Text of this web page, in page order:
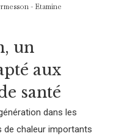
un
aux
santé
dans les
de chaleur importants
- Etamine